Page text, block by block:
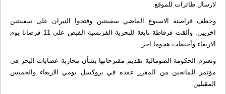
لارسال طائرات للموقع.
وخطف قراصنة الاسبوع الماضي سفينتين وفتحوا النيران على سفينتين
اخريين. وألقت فرقاطة تابعة للبحرية الفرنسية القبض على 11 قرصانا يوم
الاربعاء وأحبطت هجوما اخر.
وتعتزم الحكومة الصومالية تقديم مقترحاتها بشأن محاربة عصابات البحر في
مؤتمر للمانحين من المقرر عقده في بروكسل يومي الاربعاء والخميس
المقبلين.